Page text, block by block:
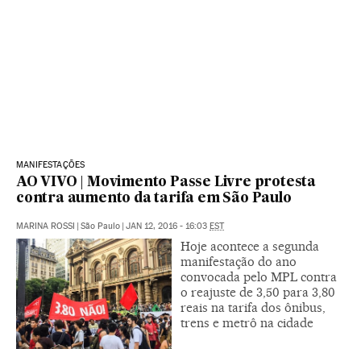
MANIFESTAÇÕES
AO VIVO | Movimento Passe Livre protesta
contra aumento da tarifa em São Paulo
MARINA ROSSI | São Paulo | JAN 12, 2016 - 16:03 EST
Hoje acontece a segunda
manifestação do ano
convocada pelo MPL contra
o reajuste de 3,50 para 3,80
reais na tarifa dos ônibus,
trens e metrô na cidade